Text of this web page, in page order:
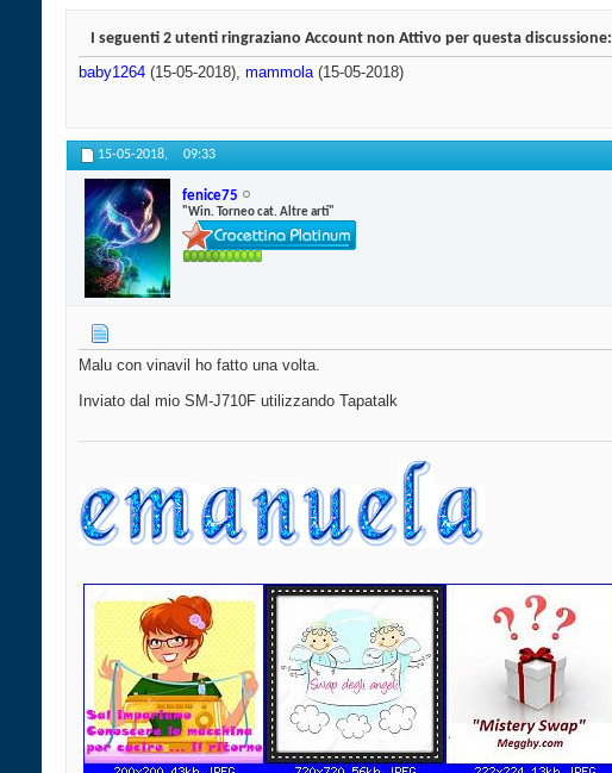
I seguenti 2 utenti ringraziano Account non Attivo per questa discussione:
baby1264 (15-05-2018), mammola(15-05-2018)
15-05-2018, 09:33
fenice75
"Win. Torneo cat. Altre arti"
Malu con vinavil ho fatto una volta.
Inviato dal mio SM-J710F utilizzando Tapatalk